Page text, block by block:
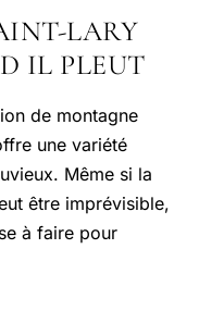
LARY
IL PLEUT
de montagne
une variété
Même si la
être imprévisible,
à faire pour